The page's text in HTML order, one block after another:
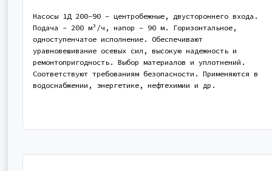
Насосы 1Д 200-90 - центробежные, двустороннего входа.
Подача - 200 м³/ч, напор - 90 м. Горизонтальное,
одноступенчатое исполнение. Обеспечивают
уравновешивание осевых сил, высокую надежность и
ремонтопригодность. Выбор материалов и уплотнений.
Соответствуют требованиям безопасности. Применяются в
водоснабжении, энергетике, нефтехимии и др.